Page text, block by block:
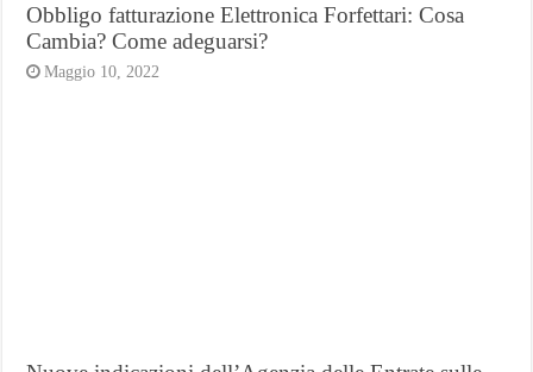
Obbligo fatturazione Elettronica Forfettari: Cosa
Cambia? Come adeguarsi?
Maggio 10, 2022